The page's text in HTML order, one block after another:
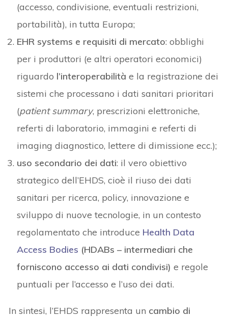
(accesso, condivisione, eventuali restrizioni,
portabilità), in tutta Europa;
EHR systems e requisiti di mercato: obblighi
per i produttori (e altri operatori economici)
riguardo l’interoperabilità e la registrazione dei
sistemi che processano i dati sanitari prioritari
(patient summary, prescrizioni elettroniche,
referti di laboratorio, immagini e referti di
imaging diagnostico, lettere di dimissione ecc.);
uso secondario dei dati: il vero obiettivo
strategico dell’EHDS, cioè il riuso dei dati
sanitari per ricerca, policy, innovazione e
sviluppo di nuove tecnologie, in un contesto
regolamentato che introduce Health Data
Access Bodies (HDABs – intermediari che
forniscono accesso ai dati condivisi) e regole
puntuali per l’accesso e l’uso dei dati.
In sintesi, l’EHDS rappresenta un cambio di